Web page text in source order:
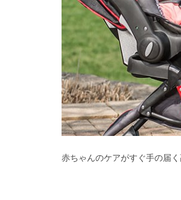
赤ちゃんのケアがすぐ手の届